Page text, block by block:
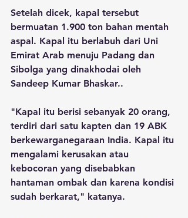
Setelah dicek, kapal tersebut
bermuatan 1.900 ton bahan mentah
aspal. Kapal itu berlabuh dari Uni
Emirat Arab menuju Padang dan
Sibolga yang dinakhodai oleh
Sandeep Kumar Bhaskar..
"Kapal itu berisi sebanyak 20 orang,
terdiri dari satu kapten dan 19 ABK
berkewarganegaraan India. Kapal itu
mengalami kerusakan atau
kebocoran yang disebabkan
hantaman ombak dan karena kondisi
sudah berkarat," katanya.